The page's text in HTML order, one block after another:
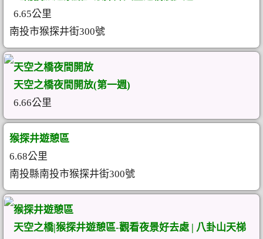
6.65公里
南投市猴探井街300號
天空之橋夜間開放
天空之橋夜間開放(第一週)
6.66公里
猴探井遊憩區
6.68公里
南投縣南投市猴探井街300號
猴探井遊憩區
天空之橋|猴探井遊憩區-觀看夜景好去處 | 八卦山天梯